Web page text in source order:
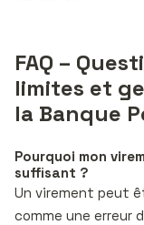
FAQ –
limites et
la Banque
Pourquoi mon
suffisant ?
Un virement peut
comme une erreur